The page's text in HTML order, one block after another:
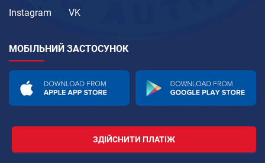
Instagram
VK
МОБІЛЬНИЙ ЗАСТОСУНОК
ЗДІЙСНИТИ ПЛАТІЖ